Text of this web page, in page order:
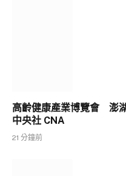
高齡健康產業博覽會 澎
中央社 CNA
21 分鐘前